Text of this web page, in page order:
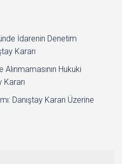
İdarenin Denetim
Kararı
Hukuki
Kararı
Danıştay Kararı Üzerine